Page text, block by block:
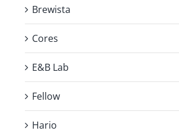
Brewista
Cores
E&B Lab
Fellow
Hario